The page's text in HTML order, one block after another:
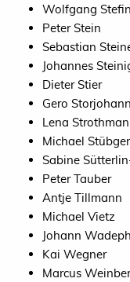
Wolfgang
Peter Stein
Sebastian
Johannes
Dieter Stier
Gero Storjohann
Lena
Michael
Sabine
Peter Tauber
Antje Tillmann
Michael Vietz
Johann
Kai Wegner
Marcus